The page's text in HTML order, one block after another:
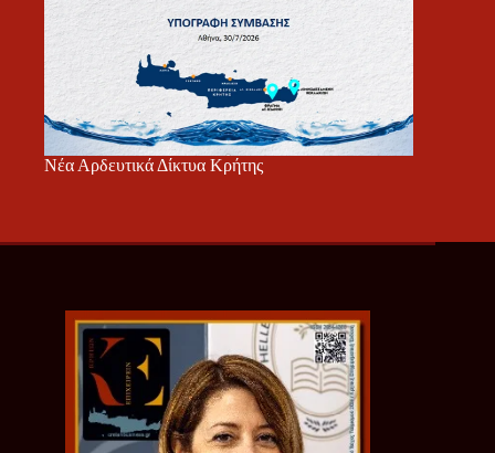
Νέα Αρδευτικά Δίκτυα Κρήτης